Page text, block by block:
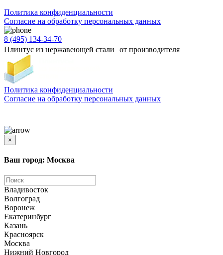
Политика конфиденциальности
Согласиe на обработку персональных данных
8 (495) 134-34-70
Плинтус из нержавеющей стали от производителя
Политика конфиденциальности
Согласиe на обработку персональных данных
×
Ваш город: Москва
Владивосток
Волгоград
Воронеж
Екатеринбург
Казань
Красноярск
Москва
Нижний Новгород